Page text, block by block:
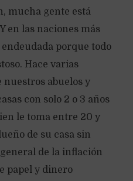
mucha gente está
en las naciones más
porque todo
Hace varias
nuestros abuelos y
con solo 2 o 3 años
le toma entre 20 y
de su casa sin
de la inflación
papel y dinero